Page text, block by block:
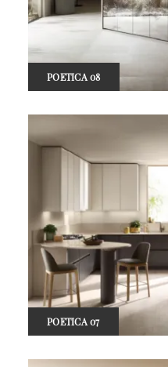
POETICA 08
POETICA 07